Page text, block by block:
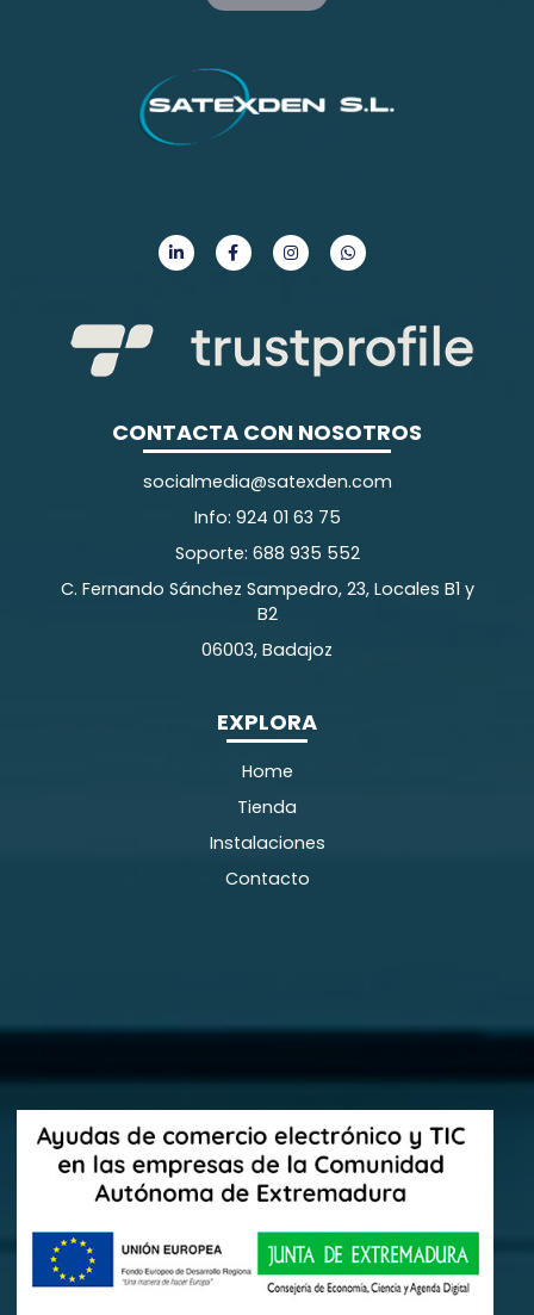
EXPLORA
Home
Tienda
Instalaciones
Contacto
CONTACTA CON NOSOTROS
socialmedia@satexden.com
Info: 924 01 63 75
Soporte: 688 935 552
C. Fernando Sánchez Sampedro, 23, Locales B1 y
B2
06003, Badajoz